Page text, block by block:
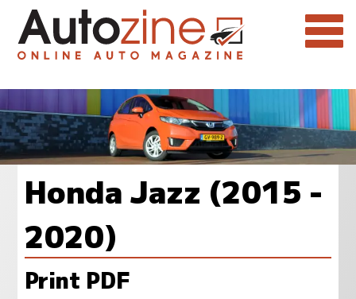
Honda Jazz (2015 -
2020)
Print PDF